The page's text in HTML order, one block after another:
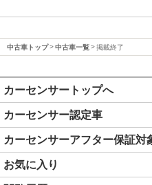
中古車トップ 中古車一覧 掲載終了
カーセンサートップへ
カーセンサー認定車
カーセンサーアフター保証対
お気に入り